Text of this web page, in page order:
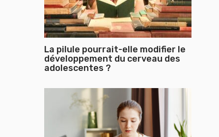
La pilule pourrait-elle modifier le
développement du cerveau des
adolescentes ?